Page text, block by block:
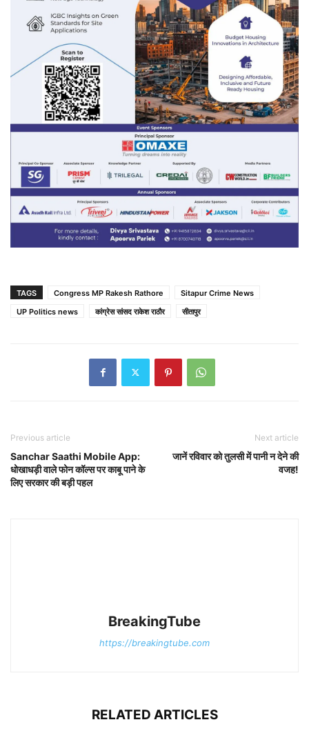
TAGS Congress MP Rakesh Rathore
Sitapur Crime News
UP Politics news
कांग्रेस सांसद राकेश राठौर सीतापुर
Previous article
Sanchar Saathi Mobile App:
धोखाधड़ी वाले फोन कॉल्स पर काबू पाने के
लिए सरकार की बड़ी पहल
Next article
जानें रविवार को तुलसी में पानी न देने की
वजह!
BreakingTube
https://breakingtube.com
RELATED ARTICLES